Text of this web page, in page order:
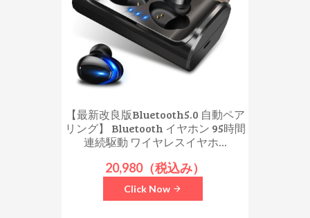
【最新改良版Bluetooth5.0 自動ペア
リング】 Bluetooth イヤホン 95時間
連続駆動 ワイヤレスイヤホ...
20,980（税込み）
Click Now